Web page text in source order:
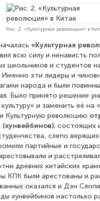
Рис. 2. «Культурная революция» в
«Культурная
всю силу и ненависть
школьников и студентов
эти лидеры и
народа и были
Было принято решение
и заменить её на
Культурную революцию
(хунвейбинов), состоящих
слепо
партийные и
и
древних китайских
КПК были арестованы и
оказался и Дэн
хунвейбинов настолько